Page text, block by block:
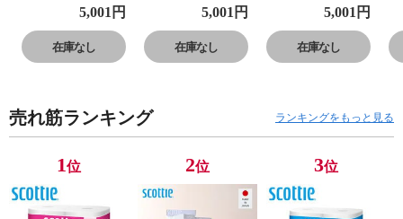
ース 上下 AS-
7600 レインウェ
ア レインウエア
レインスーツ 雨
ク 【送料無料】
5,001 円
在庫なし
ース 上下 AS-
7600 レインウェ
ア レインウエア
レインスーツ 雨
ク 【送料無料】
5,001 円
在庫なし
ース 上下 AS-
7600 レインウェ
ア レインウエア
レインスーツ 雨
ク 【送料無料】
5,001 円
在庫なし
売れ筋ランキング ランキングをもっと見る
1位 2位 3位